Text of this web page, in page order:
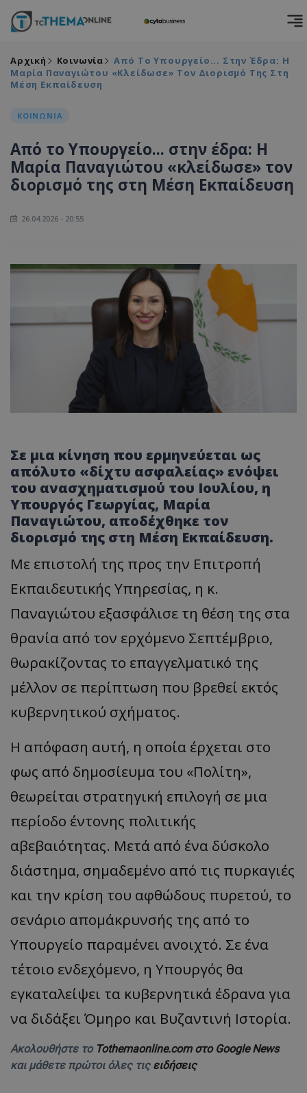
Αρχική Κοινωνία
Από Το Υπουργείο... Στην Έδρα: Η
Μαρία Παναγιώτου «κλείδωσε» Τον Διορισμό Της Στη
Μέση Εκπαίδευση
ΚΟΙΝΩΝΙΑ
Από το Υπουργείο... στην έδρα: Η
Μαρία Παναγιώτου «κλείδωσε» τον
διορισμό της στη Μέση Εκπαίδευση
26.04.2026 - 20:55
Σε μια κίνηση που ερμηνεύεται ως
απόλυτο «δίχτυ ασφαλείας» ενόψει
του ανασχηματισμού του Ιουλίου, η
Υπουργός Γεωργίας, Μαρία
Παναγιώτου, αποδέχθηκε τον
διορισμό της στη Μέση Εκπαίδευση.
Με επιστολή της προς την Επιτροπή
Εκπαιδευτικής Υπηρεσίας, η κ.
Παναγιώτου εξασφάλισε τη θέση της στα
θρανία από τον ερχόμενο Σεπτέμβριο,
θωρακίζοντας το επαγγελματικό της
μέλλον σε περίπτωση που βρεθεί εκτός
κυβερνητικού σχήματος.
Η απόφαση αυτή, η οποία έρχεται στο
φως από δημοσίευμα του «Πολίτη»,
θεωρείται στρατηγική επιλογή σε μια
περίοδο έντονης πολιτικής
αβεβαιότητας. Μετά από ένα δύσκολο
διάστημα, σημαδεμένο από τις πυρκαγιές
και την κρίση του αφθώδους πυρετού, το
σενάριο απομάκρυνσής της από το
Υπουργείο παραμένει ανοιχτό. Σε ένα
τέτοιο ενδεχόμενο, η Υπουργός θα
εγκαταλείψει τα κυβερνητικά έδρανα για
να διδάξει Όμηρο και Βυζαντινή Ιστορία.
Ακολουθήστε το Tothemaonline.com στο Google News
και μάθετε πρώτοι όλες τις ειδήσεις